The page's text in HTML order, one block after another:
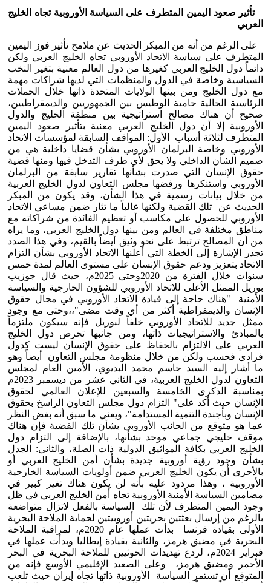
تأثير صعود اليمين المتطرف على السياسة الأوروبية تجاه الخليج
العربي
على الرغم من أنه من المبكر الحديث عن ملامح تأثير فوز اليمين
المتطرف على سياسة الاتحاد الأوروبي تجاه الخليج العربي ولكن
دائماً دول الخليج العربي كغيرها من دول العالم معنية بتغير النخب
السياسية وخاصة في الدول والمنظمات التي لديها شراكات مهمة
مع دول الخليج ومن بينها الولايات المتحدة ذاتها خلال الحملات
الرئاسية الحالية حامية الوطيس بين الجمهوريين والديمقراطيين،
صحيح أن هناك مصالح استراتيجية بين منطقة الخليج والدول
الأوروبية إلا أن دول الخليج العربي معنية بتأثير صعود اليمين
المتطرف لثلاثة أسباب الأول: المواقف السابقة لمؤسسات الاتحاد
الأوروبي وخاصة البرلمان الأوروبي بشأن قضايا داخلية هي من
صميم الشأن الداخلي ولا يحق لأي طرف التدخل فيها ومنها قضية
حقوق الإنسان التي صدرت بشأنها تقارير سابقة من البرلمان
الأوروبي واستنكرها ورفضها مجلس التعاون لدول الخليج العربية
من خلال بيانات رسمية في هذا الشأن، وقد يكون من المبكر
الحديث عن تلك القضية ولكنها غالباً ما تثار ضمن مساعي الاتحاد
الأوروبي للحصول على مكاسب أو تعظيم الفائدة من شراكاته مع
مناطق مختلفة في العالم ومن بينها دول الخليج العربي، وما يراه
من أن المصالح ترتبط على نحو وثيق أيضاً بالقيم، وفي هذا الصدد
تجدر الإشارة إلى الخطة التي أعلنها الاتحاد الأوروبي بشأن التزام
الاتحاد بتعزيز ودعم حقوق الإنسان على مستوى العالم لمدة خمس
سنوات خلال الفترة من 2020وحتى 2025م، حيث قال جوزيب
بوريل الممثل الأعلى للاتحاد الأوروبي للشؤون الخارجية والسياسة
الأمنية "هناك حاجة إلى قيادة الاتحاد الأوروبي في مجال حقوق
الإنسان والديمقراطية أكثر من أي وقت مضى"،،وحتى مع وجود
ممثل جديد للاتحاد الأوروبي خلفاً لبوريل فإنه سيكون ملتزماً
بالمبادئ والاستراتيجيات ذاتها، ومن جانبها تحرص دول الخليج
العربي على الالتزام بالحفاظ على حقوق الإنسان ليست كدول
فرادى فحسب ولكن من خلال منظومة مجلس التعاون أيضاً وهو
ما أشار إليه السيد جاسم محمد البديوي، الأمين العام لمجلس
التعاون لدول الخليج العربية، في الثاني عشر من ديسمبر 2023م
بمناسبة الذكرى الخامسة والسبعين للإعلان العالمي لحقوق
الإنسان حيث أكد على" التزام دول مجلس التعاون الراسخ بحقوق
الإنسان وبأجندة التنمية المستدامة"، ويعني ما سبق أنه بغض النظر
عما هو متوقع من الجانب الأوروبي بشأن تلك القضية فإن هناك
موقف خليجي جماعي موحد بشأنها، بالإضافة إلى التزام دول
الخليج العربي بكافة المواثيق الدولية ذات الصلة، والثاني: الجدل
بشأن وجود رؤية أوروبية جديدة بشأن أمن الخليج العربي أو
بالأحرى أن يكون الخليج العربي ضمن أولويات السياسة الخارجية
الأوروبية ، وهذا مردود عليه بأنه لن يكون هناك تغير كبير في
مضامين السياسة الأمنية الأوروبية تجاه أمن الخليج العربي في ظل
وجود اليمين المتطرف لأن تلك السياسة بالفعل لاتزال متواضعة
بالرغم من إرسال بعثتين بحريتين أوروبيتين لحماية الملاحة البحرية
الأولى بقيادة فرنسا بدأت عملها عام 2020م، لمراقبة الملاحة
البحرية في مضيق هرمز، والثانية بقيادة إيطاليا وبدأت عملها في
فبراير 2024م، لردع تهديدات الحوثيين للملاحة البحرية في البحر
الأحمر ومضيق هرمز، وعلى الصعيد الإقليمي الأوسع فإنه من
المتوقع أن تستمر السياسة الأوروبية ذاتها تجاه إيران حيث تلعب